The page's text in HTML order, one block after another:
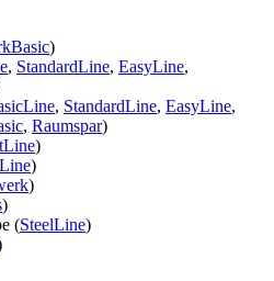
)
, StandardLine, EasyLine,
, StandardLine, EasyLine,
, Raumspar)
)
)
)
)
(SteelLine)